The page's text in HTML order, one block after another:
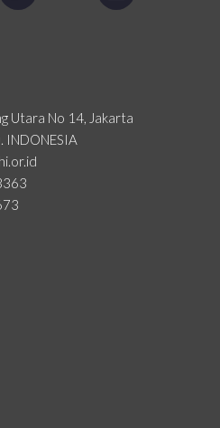
Utara No 14, Jakarta
INDONESIA